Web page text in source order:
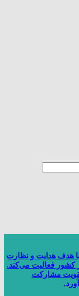
با هدف هدایت و نظارت
کشور فعالیت می‌کند.
تقویت مشارکت